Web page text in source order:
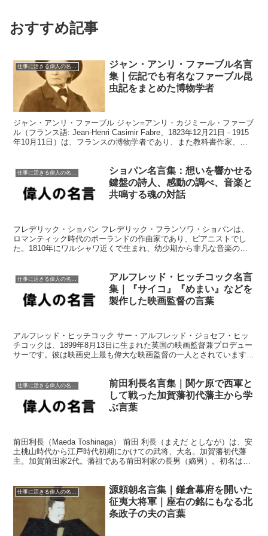
おすすめ記事
ジャン・アンリ・ファーブル名言
集｜伝記でも有名なファーブル昆
虫記をまとめた博物学者
ジャン・アンリ・ファーブル ジャン=アンリ・カジミール・ファーブ
ル（フランス語: Jean-Henri Casimir Fabre、1823年12月21日 - 1915
年10月11日）は、フランスの博物学者であり、また教科書作家、学
ショパン名言集：想いを響かせる
鍵盤の詩人、感動の調べ、音楽と
共鳴する魂の対話
フレデリック・ショパン フレデリック・フランソワ・ショパンは、
ロマンティック時代のポーランドの作曲家であり、ピアニストでし
た。1810年にワルシャワ近くで生まれ、幼少期から非凡な音楽の才
アルフレッド・ヒッチコック名言
集｜『サイコ』『めまい』などを
製作した映画監督の言葉
アルフレッド・ヒッチコック サー・アルフレッド・ジョセフ・ヒッ
チコックは、1899年8月13日に生まれた英国の映画監督兼プロデュー
サーです。彼は映画史上最も偉大な映画監督の一人とされています。
前田利長名言集｜関ケ原で西軍と
して戦った加賀藩初代藩主から学
ぶ言葉
前田利長（Maeda Toshinaga） 前田 利長（まえだ としなが）は、安
土桃山時代から江戸時代初期にかけての武将、大名。加賀藩初代藩
主。加賀前田家2代。藩祖である前田利家の長男（嫡男）。初名は利
源頼朝名言集｜鎌倉幕府を開いた
征夷大将軍｜座右の銘にもなる北
条政子の夫の言葉